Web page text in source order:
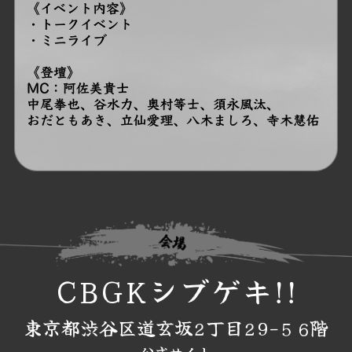
CBGKシブゲキ!!
東京都渋谷区道玄坂2丁目29-5 6階